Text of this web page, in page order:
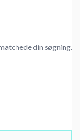
din søgning.